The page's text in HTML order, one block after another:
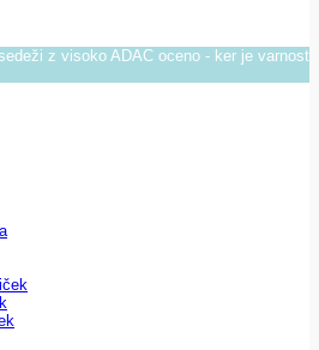
z visoko ADAC oceno - ker je varnost